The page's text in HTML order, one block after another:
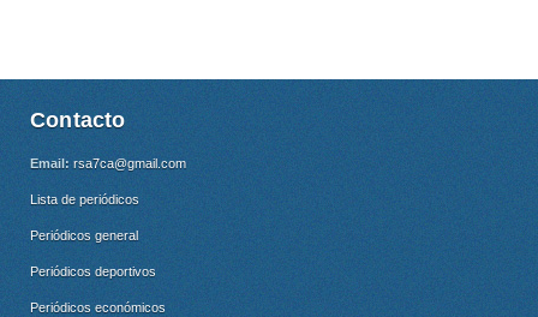
Contacto
Email: rsa7ca@gmail.com
Lista de periódicos
Periódicos general
Periódicos deportivos
Periódicos económicos